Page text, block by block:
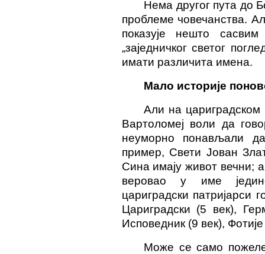
Нема другог пута до
проблеме човечанства.
показује нешто
„заједничког светог
имати различита имена.
Мало историје
Али на цариградском
Вартоломеј воли да
неуморно понављали
пример, Свети Јован
Сина имају живот вечни; а
веровао у име
цариградски патријарси
Цариградски (5 век),
Исповедник (9 век),
Може се само